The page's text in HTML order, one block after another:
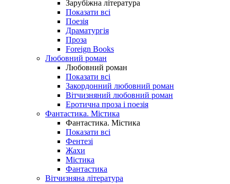
Зарубіжна література
Показати всі
Поезія
Драматургія
Проза
Foreign Books
Любовний роман
Любовний роман
Показати всі
Закордонний любовний роман
Вітчизняний любовний роман
Еротична проза і поезія
Фантастика. Містика
Фантастика. Містика
Показати всі
Фентезі
Жахи
Містика
Фантастика
Вітчизняна література